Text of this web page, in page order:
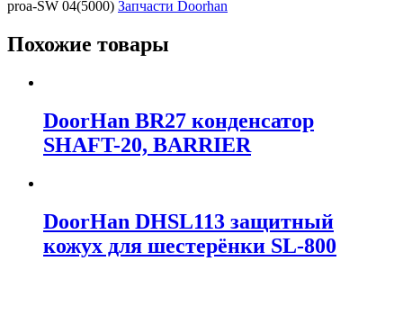
proa-SW 04(5000) Запчасти Doorhan
Похожие товары
DoorHan BR27 конденсатор
SHAFT-20, BARRIER
DoorHan DHSL113 защитный
кожух для шестерёнки SL-800